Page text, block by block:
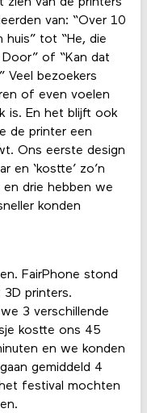
van: “Over 10
huis” tot “He, die
Door” of “Kan dat
Veel bezoekers
of even voelen
is. En het blijft ook
de printer een
Ons eerste design
en ‘kostte’ zo’n
drie hebben we
konden
FairPhone stond
printers.
3 verschillende
kostte ons 45
en we konden
gemiddeld 4
festival mochten